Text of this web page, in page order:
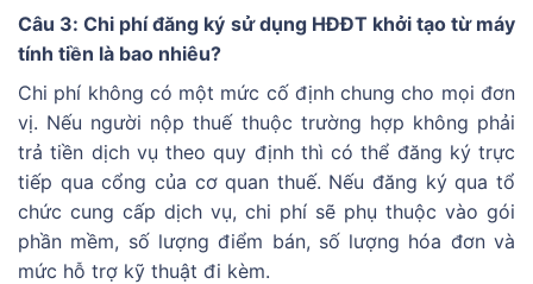
Câu 3: Chi phí đăng ký sử dụng HĐĐT khởi tạo từ máy
tính tiền là bao nhiêu?
Chi phí không có một mức cố định chung cho mọi đơn
vị. Nếu người nộp thuế thuộc trường hợp không phải
trả tiền dịch vụ theo quy định thì có thể đăng ký trực
tiếp qua cổng của cơ quan thuế. Nếu đăng ký qua tổ
chức cung cấp dịch vụ, chi phí sẽ phụ thuộc vào gói
phần mềm, số lượng điểm bán, số lượng hóa đơn và
mức hỗ trợ kỹ thuật đi kèm.